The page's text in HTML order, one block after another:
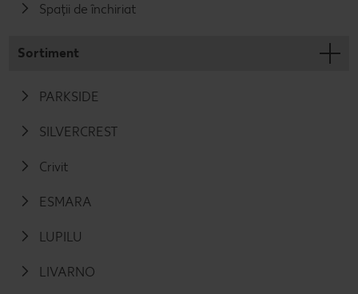
Spații de închiriat
Sortiment
PARKSIDE
SILVERCREST
Crivit
ESMARA
LUPILU
LIVARNO